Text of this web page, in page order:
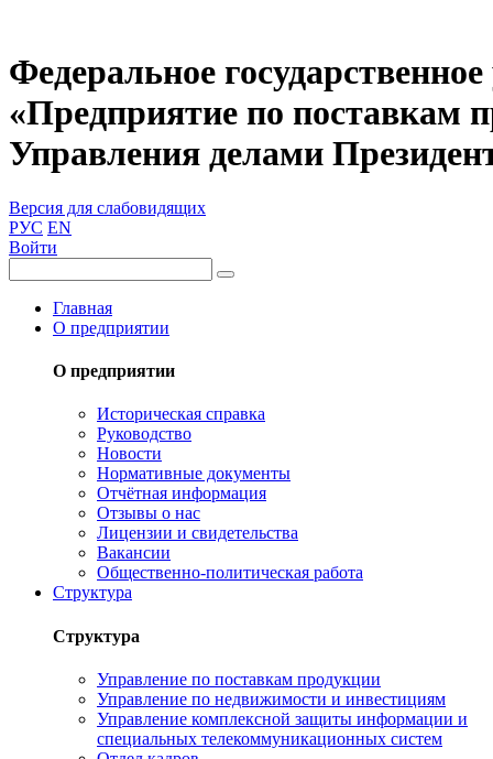
Федеральное
«Предприятие по поставкам
Управления делами
Версия для слабовидящих
РУС EN
Войти
Главная
О предприятии
О предприятии
Историческая справка
Руководство
Новости
Нормативные документы
Отчётная информация
Отзывы о нас
Лицензии и свидетельства
Вакансии
Общественно-политическая работа
Структура
Структура
Управление по поставкам продукции
Управление по недвижимости и инвестициям
Управление комплексной защиты информации и
специальных телекоммуникационных систем